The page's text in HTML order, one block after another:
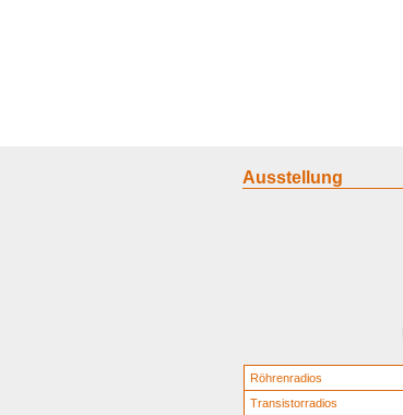
Ausstellung
Röhrenradios
Transistorradios